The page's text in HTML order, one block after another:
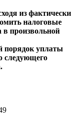
из фактически
налоговые
в произвольной
порядок уплаты
следующего